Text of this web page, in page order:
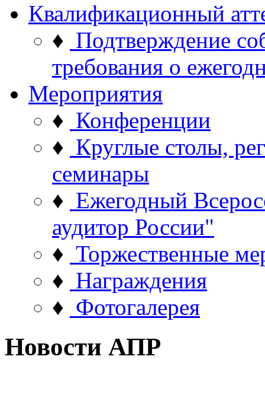
Квалификационный
♦ Подтверждение
требования о
Мероприятия
♦ Конференции
♦ Круглые столы,
семинары
♦ Ежегодный
аудитор России"
♦ Торжественные
♦ Награждения
♦ Фотогалерея
Новости АПР